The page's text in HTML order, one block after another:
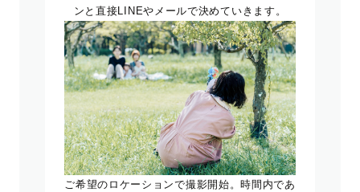
ンと直接LINEやメールで決めていきます。
ご希望のロケーションで撮影開始。時間内であ